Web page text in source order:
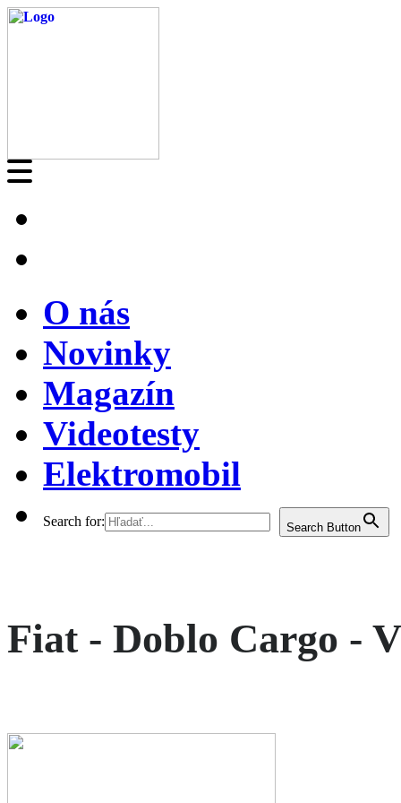
O nás
Novinky
Magazín
Videotesty
Elektromobil
Search for: Search Button
Fiat - Doblo Cargo -